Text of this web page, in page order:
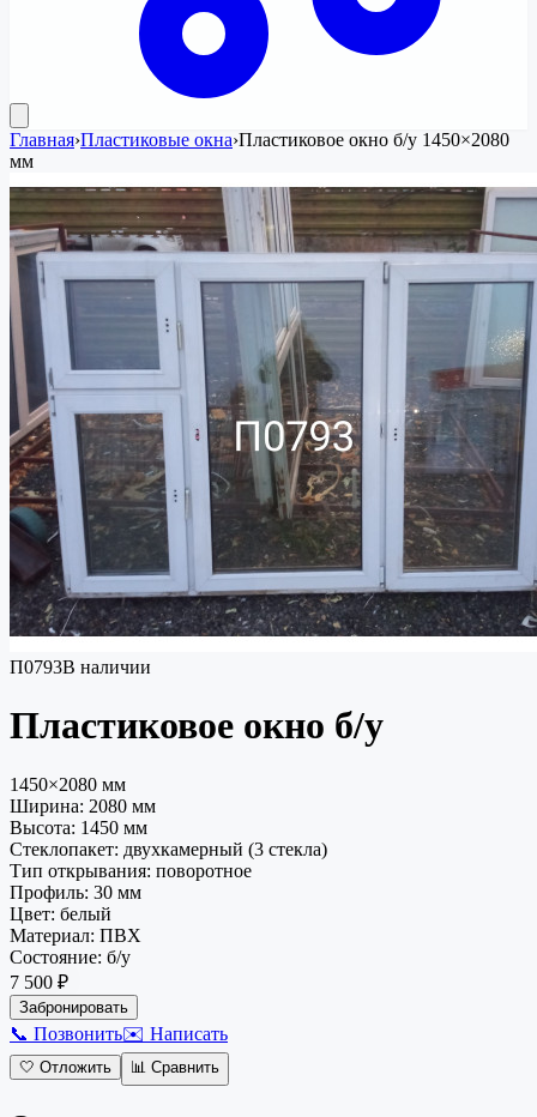
Главная›Пластиковые окна›Пластиковое окно б/у 1450×2080
мм
П0793В наличии
Пластиковое окно б/у
1450×2080 мм
Ширина: 2080 мм
Высота: 1450 мм
Стеклопакет: двухкамерный (3 стекла)
Тип открывания: поворотное
Профиль: 30 мм
Цвет: белый
Материал: ПВХ
Состояние: б/у
7 500 ₽
Забронировать
📞 Позвонить✉️ Написать
🤍 Отложить 📊 Сравнить